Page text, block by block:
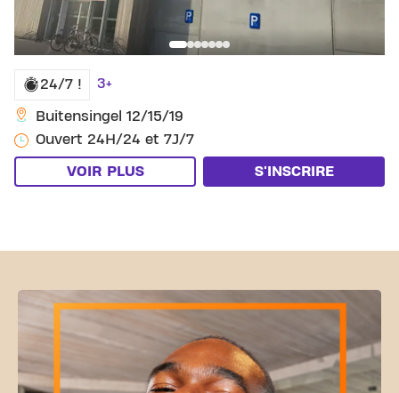
24/7 ! 3+
Buitensingel 12/15/19
Ouvert 24H/24 et 7J/7
VOIR PLUS S'INSCRIRE